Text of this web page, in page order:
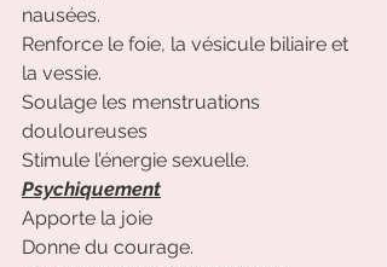
nausées.
Renforce le foie, la vésicule biliaire et
la vessie.
Soulage les menstruations
douloureuses
Stimule l’énergie sexuelle.
Psychiquement
Apporte la joie
Donne du courage.